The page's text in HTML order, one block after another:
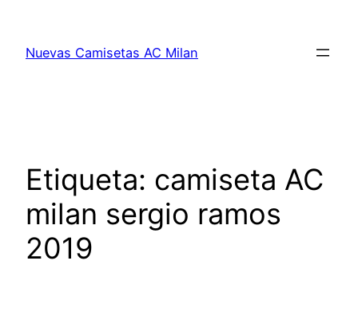
contenido
Nuevas Camisetas AC Milan
Etiqueta: camiseta AC
milan sergio ramos
2019